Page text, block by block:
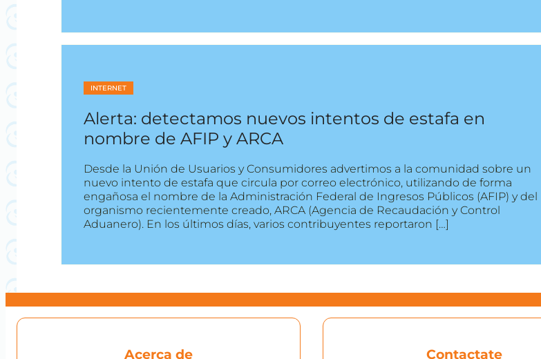
INTERNET
Alerta: detectamos nuevos intentos de estafa en
nombre de AFIP y ARCA
Desde la Unión de Usuarios y Consumidores advertimos a la comunidad sobre un
nuevo intento de estafa que circula por correo electrónico, utilizando de forma
engañosa el nombre de la Administración Federal de Ingresos Públicos (AFIP) y del
organismo recientemente creado, ARCA (Agencia de Recaudación y Control
Aduanero). En los últimos días, varios contribuyentes reportaron […]
Acerca de Contactate